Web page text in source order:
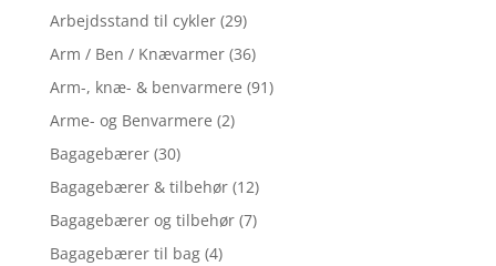
Arbejdsstand til cykler (29)
Arm / Ben / Knævarmer (36)
Arm-, knæ- & benvarmere (91)
Arme- og Benvarmere (2)
Bagagebærer (30)
Bagagebærer & tilbehør (12)
Bagagebærer og tilbehør (7)
Bagagebærer til bag (4)